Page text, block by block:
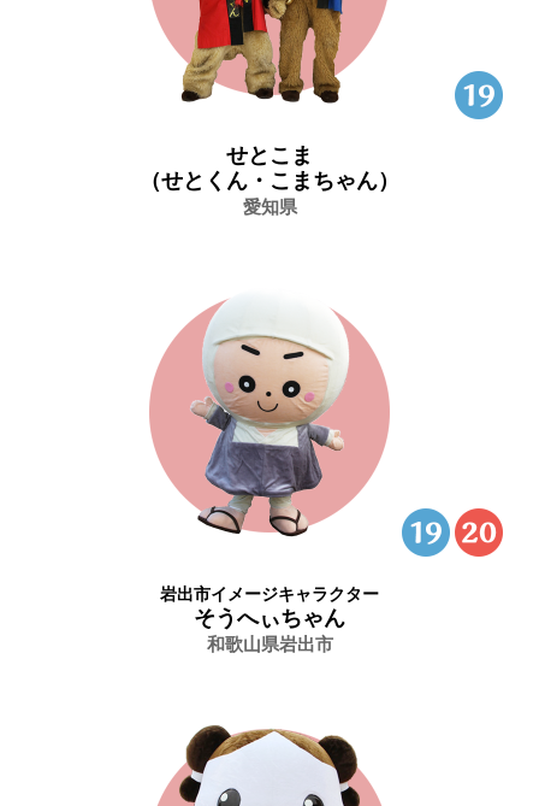
せとこま
（せとくん・こまちゃん）
愛知県
岩出市イメージキャラクター
そうへぃちゃん
和歌山県岩出市